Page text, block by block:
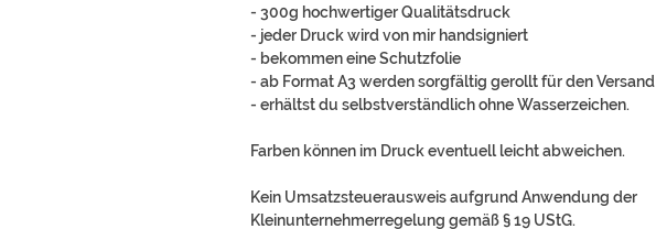
- 300g hochwertiger Qualitätsdruck
- jeder Druck wird von mir handsigniert
- bekommen eine Schutzfolie
- ab Format A3 werden sorgfältig gerollt für den Versand
- erhältst du selbstverständlich ohne Wasserzeichen.
Farben können im Druck eventuell leicht abweichen.
Kein Umsatzsteuerausweis aufgrund Anwendung der
Kleinunternehmerregelung gemäß § 19 UStG.